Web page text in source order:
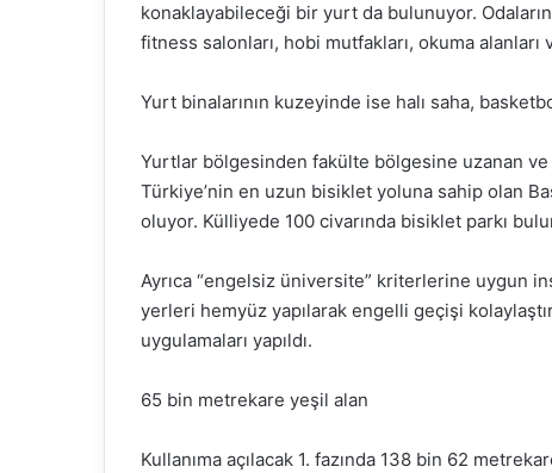
konaklayabileceği bir yurt da bulunuyor.
fitness salonları, hobi mutfakları, okuma alanları
Yurt binalarının kuzeyinde ise halı saha,
Yurtlar bölgesinden fakülte bölgesine uzanan
Türkiye’nin en uzun bisiklet yoluna sahip olan
oluyor. Külliyede 100 civarında bisiklet parkı
Ayrıca “engelsiz üniversite” kriterlerine uygun
yerleri hemyüz yapılarak engelli geçişi
uygulamaları yapıldı.
65 bin metrekare yeşil alan
Kullanıma açılacak 1. fazında 138 bin 62